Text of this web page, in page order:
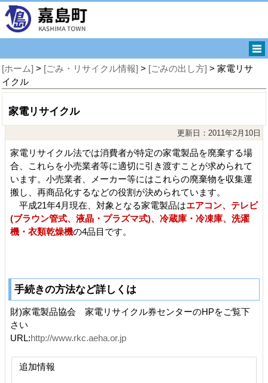
[ホーム] > [ごみ・リサイクル情報] > [ごみの出し方] > 家電リサ
イクル
家電リサイクル
更新日：2011年2月10日
家電リサイクル法では消費者が特定の家電製品を廃棄する場
合、これらを小売業者等に適切に引き渡すことが求められて
います。小売業者、メーカー等にはこれらの廃棄物を収集運
搬し、再商品化するなどの役割が決められています。
平成21年4月現在、対象となる家電製品はエアコン、テレビ
(ブラウン管式、液晶・プラズマ式)、冷蔵庫・冷凍庫、洗濯
機・衣類乾燥機の4品目です。
手続きの方法など詳しくは
財)家電製品協会 家電リサイクル券センターのHPをご覧下
さい
URL:http://www.rkc.aeha.or.jp
追加情報